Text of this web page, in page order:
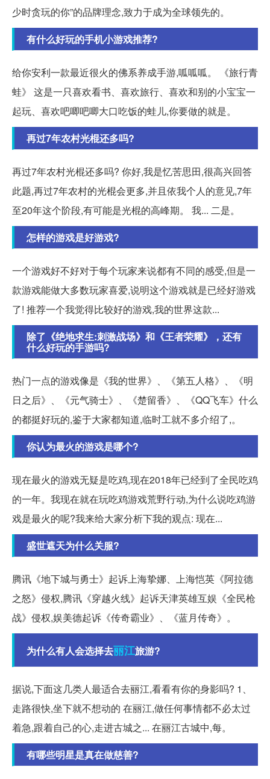
少时贪玩的你”的品牌理念,致力于成为全球领先的。
有什么好玩的手机小游戏推荐?
给你安利一款最近很火的佛系养成手游,呱呱呱。 《旅行青
蛙》 这是一只喜欢看书、喜欢旅行、喜欢和别的小宝宝一
起玩、喜欢吧唧吧唧大口吃饭的蛙儿,你要做的就是。
再过7年农村光棍还多吗?
再过7年农村光棍还多吗? 你好,我是忆苦思田,很高兴回答
此题,再过7年农村的光棍会更多,并且依我个人的意见,7年
至20年这个阶段,有可能是光棍的高峰期。 我... 二是。
怎样的游戏是好游戏?
一个游戏好不好对于每个玩家来说都有不同的感受,但是一
款游戏能做大多数玩家喜爱,说明这个游戏就是已经好游戏
了! 推荐一个我觉得比较好的游戏,我的世界这款...
除了《绝地求生:刺激战场》和《王者荣耀》，还有
什么好玩的手游吗?
热门一点的游戏像是《我的世界》、《第五人格》、《明
日之后》、《元气骑士》、《楚留香》、《QQ飞车》什么
的都挺好玩的,鉴于大家都知道,临时工就不多介绍了,。
你认为最火的游戏是哪个?
现在最火的游戏无疑是吃鸡,现在2018年已经到了全民吃鸡
的一年。我现在就在玩吃鸡游戏荒野行动,为什么说吃鸡游
戏是最火的呢?我来给大家分析下我的观点: 现在...
盛世遮天为什么关服?
腾讯《地下城与勇士》起诉上海挚娜、上海恺英《阿拉德
之怒》侵权,腾讯《穿越火线》起诉天津英雄互娱《全民枪
战》侵权,娱美德起诉《传奇霸业》、《蓝月传奇》。
为什么有人会选择去丽江旅游?
据说,下面这几类人最适合去丽江,看看有你的身影吗? 1、
走路很快,坐下就不想动的 在丽江,做任何事情都不必太过
着急,跟着自己的心,走进古城之... 在丽江古城中,每。
有哪些明星是真在做慈善?